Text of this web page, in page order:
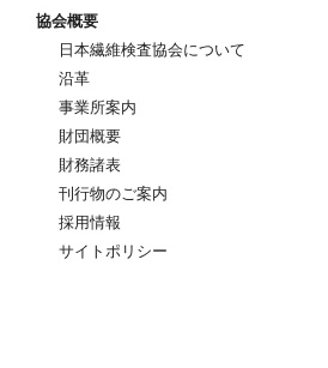
協会概要
日本繊維検査協会について
沿革
事業所案内
財団概要
財務諸表
刊行物のご案内
採用情報
サイトポリシー